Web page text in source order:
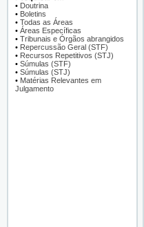
• Doutrina
• Boletins
• Todas as Áreas
• Áreas Específicas
• Tribunais e Órgãos abrangidos
• Repercussão Geral (STF)
• Recursos Repetitivos (STJ)
• Súmulas (STF)
• Súmulas (STJ)
• Matérias Relevantes em
Julgamento